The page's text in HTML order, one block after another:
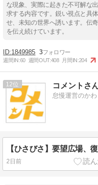
な現象、実際に起きた不可解な
求する内容です。鋭い視点と具
せ、未知の世界へ誘います。伝
を伝え続けています。
1849985 3
週間IN:60 週間OUT:408 月間IN:204
12 コメントさ
怠慢運営のか
【ひさびさ】要望広場、
2日前